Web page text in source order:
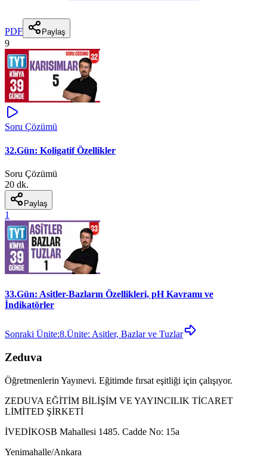
PDF Paylaş
9
Soru Çözümü
32.Gün: Koligatif Özellikler
Soru Çözümü
20 dk.
Paylaş
1
33.Gün: Asitler-Bazların Özellikleri, pH Kavramı ve
İndikatörler
Sonraki Ünite:8.Ünite: Asitler, Bazlar ve Tuzlar
Zeduva
Öğretmenlerin Yayınevi. Eğitimde fırsat eşitliği için çalışıyor.
ZEDUVA EĞİTİM BİLİŞİM VE YAYINCILIK TİCARET
LİMİTED ŞİRKETİ
İVEDİKOSB Mahallesi 1485. Cadde No: 15a
Yenimahalle/Ankara